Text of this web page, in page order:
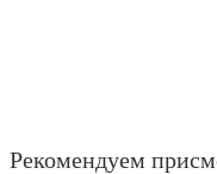
Рекомендуем